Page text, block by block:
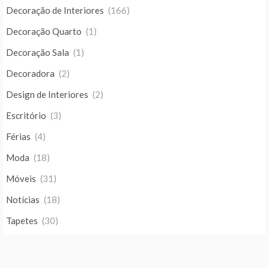
Decoração de Interiores (166)
Decoração Quarto (1)
Decoração Sala (1)
Decoradora (2)
Design de Interiores (2)
Escritório (3)
Férias (4)
Moda (18)
Móveis (31)
Notícias (18)
Tapetes (30)